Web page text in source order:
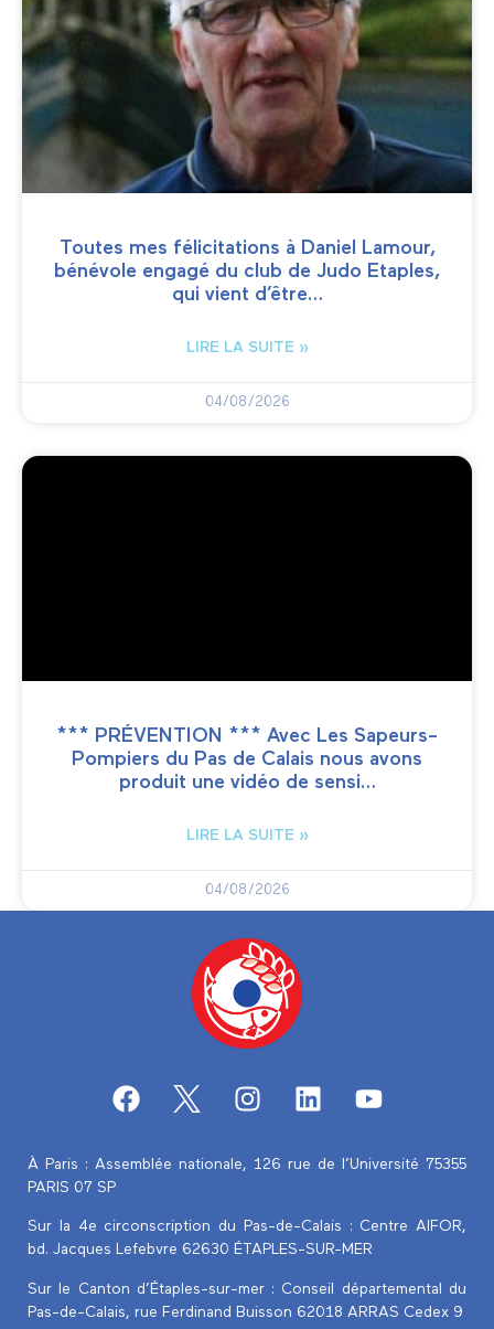
Toutes mes félicitations à Daniel Lamour,
bénévole engagé du club de Judo Etaples,
qui vient d’être…
LIRE LA SUITE »
04/08/2026
*** PRÉVENTION *** Avec Les Sapeurs-
Pompiers du Pas de Calais nous avons
produit une vidéo de sensi…
LIRE LA SUITE »
04/08/2026
À Paris : Assemblée nationale, 126 rue de l’Université 75355
PARIS 07 SP
Sur la 4e circonscription du Pas-de-Calais : Centre AIFOR,
bd. Jacques Lefebvre 62630 ÉTAPLES-SUR-MER
Sur le Canton d’Étaples-sur-mer : Conseil départemental du
Pas-de-Calais, rue Ferdinand Buisson 62018 ARRAS Cedex 9